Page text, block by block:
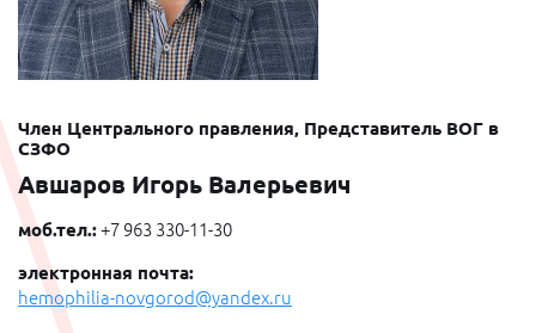
Член Центрального правления, Представитель ВОГ в
СЗФО
Авшаров Игорь Валерьевич
моб.тел.:+7 963 330-11-30
электронная почта:
hemophilia-novgorod@yandex.ru